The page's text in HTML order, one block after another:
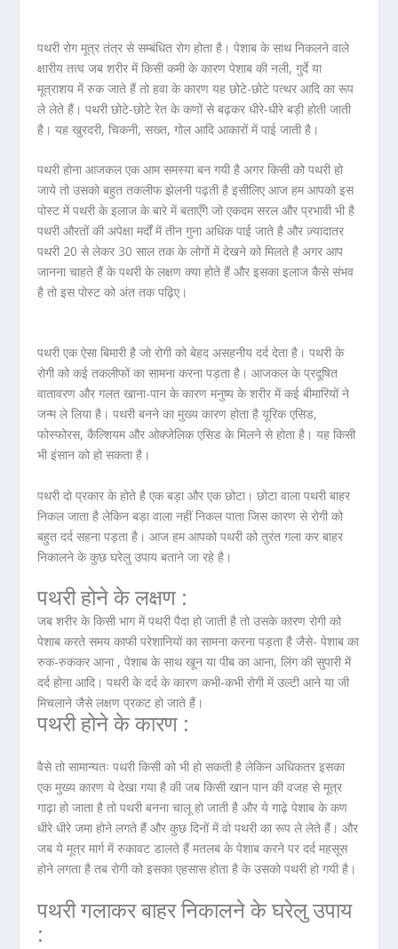
पथरी रोग मूत्र तंत्र से सम्बंधित रोग होता है। पेशाब के साथ निकलने वाले
क्षारीय तत्व जब शरीर में किसी कमी के कारण पेशाब की नली, गुर्दे या
मूत्राशय में रुक जाते हैं तो हवा के कारण यह छोटे-छोटे पत्थर आदि का रूप
ले लेते हैं। पथरी छोटे-छोटे रेत के कणों से बढ़कर धीरे-धीरे बड़ी होती जाती
है। यह खुरदरी, चिकनी, सख्त, गोल आदि आकारों में पाई जाती है।
पथरी होना आजकल एक आम समस्या बन गयी है अगर किसी को पथरी हो
जाये तो उसको बहुत तकलीफ झेलनी पढ़ती है इसीलिए आज हम आपको इस
पोस्ट में पथरी के इलाज के बारे में बताएँगे जो एकदम सरल और प्रभावी भी है
पथरी औरतों की अपेक्षा मर्दों में तीन गुना अधिक पाई जाते है और ज़्यादातर
पथरी 20 से लेकर 30 साल तक के लोगों में देखने को मिलते है अगर आप
जानना चाहते हैं के पथरी के लक्षण क्या होते हैं और इसका इलाज कैसे संभव
है तो इस पोस्ट को अंत तक पढ़िए।
पथरी एक ऐसा बिमारी है जो रोगी को बेहद असहनीय दर्द देता है। पथरी के
रोगी को कई तकलीफों का सामना करना पड़ता है। आजकल के प्रदूषित
वातावरण और गलत खाना-पान के कारण मनुष्य के शरीर में कई बीमारियों ने
जन्म ले लिया है। पथरी बनने का मुख्य कारण होता है यूरिक एसिड,
फोस्फोरस, कैल्शियम और ओक्जेलिक एसिड के मिलने से होता है। यह किसी
भी इंसान को हो सकता है।
पथरी दो प्रकार के होते है एक बड़ा और एक छोटा। छोटा वाला पथरी बाहर
निकल जाता है लेकिन बड़ा वाला नहीं निकल पाता जिस कारण से रोगी को
बहुत दर्द सहना पड़ता है। आज हम आपको पथरी को तुरंत गला कर बाहर
निकालने के कुछ घरेलु उपाय बताने जा रहे है।
पथरी होने के लक्षण :
जब शरीर के किसी भाग में पथरी पैदा हो जाती है तो उसके कारण रोगी को
पेशाब करते समय काफी परेशानियों का सामना करना पड़ता है जैसे- पेशाब का
रुक-रुककर आना , पेशाब के साथ खून या पीब का आना, लिंग की सुपारी में
दर्द होना आदि। पथरी के दर्द के कारण कभी-कभी रोगी में उल्टी आने या जी
मिचलाने जैसे लक्षण प्रकट हो जाते हैं।
पथरी होने के कारण :
वैसे तो सामान्यतः पथरी किसी को भी हो सकती है लेकिन अधिकतर इसका
एक मुख्य कारण ये देखा गया है की जब किसी खान पान की वजह से मूत्र
गाढ़ा हो जाता है तो पथरी बनना चालू हो जाती है और ये गाढ़े पेशाब के कण
धीरे धीरे जमा होने लगते हैं और कुछ दिनों में वो पथरी का रूप ले लेते हैं। और
जब ये मूत्र मार्ग में रुकावट डालते हैं मतलब के पेशाब करने पर दर्द महसूस
होने लगता है तब रोगी को इसका एहसास होता है के उसको पथरी हो गयी है।
पथरी गलाकर बाहर निकालने के घरेलु उपाय
: